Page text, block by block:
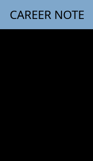
CAREER NOTE